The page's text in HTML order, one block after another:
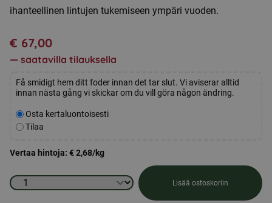
ihanteellinen lintujen tukemiseen ympäri vuoden.
€ 67,00
— saatavilla tilauksella
Få smidigt hem ditt foder innan det tar slut. Vi aviserar alltid
innan nästa gång vi skickar om du vill göra någon ändring.
Valitse
ostotyyppi
Osta kertaluontoisesti
Tilaa
Vertaa hintoja: €2,68/kg
Kuorettomat,
Lisää ostoskoriin